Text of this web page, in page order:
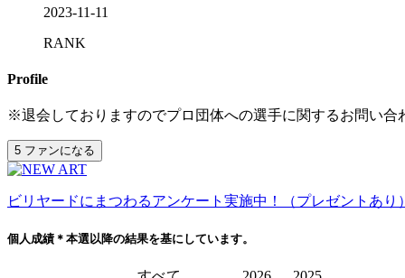
2023-11-11
RANK
Profile
※退会しておりますのでプロ団体への選手に関するお問い合
5 ファンになる
ビリヤードにまつわるアンケート実施中！（プレゼントあり）
個人成績 ＊本選以降の結果を基にしています。